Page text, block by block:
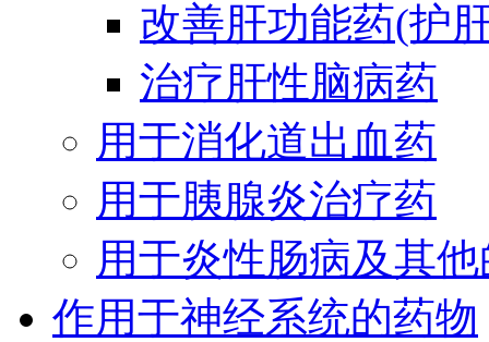
改善肝功能药(护
治疗肝性脑病药
用于消化道出血药
用于胰腺炎治疗药
用于炎性肠病及其
作用于神经系统的药物